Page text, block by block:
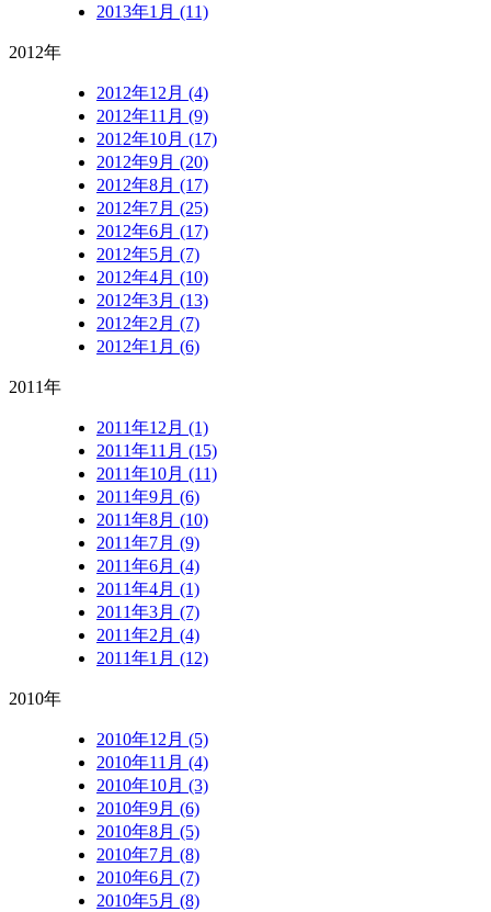
2013年1月 (11)
2012年
2012年12月 (4)
2012年11月 (9)
2012年10月 (17)
2012年9月 (20)
2012年8月 (17)
2012年7月 (25)
2012年6月 (17)
2012年5月 (7)
2012年4月 (10)
2012年3月 (13)
2012年2月 (7)
2012年1月 (6)
2011年
2011年12月 (1)
2011年11月 (15)
2011年10月 (11)
2011年9月 (6)
2011年8月 (10)
2011年7月 (9)
2011年6月 (4)
2011年4月 (1)
2011年3月 (7)
2011年2月 (4)
2011年1月 (12)
2010年
2010年12月 (5)
2010年11月 (4)
2010年10月 (3)
2010年9月 (6)
2010年8月 (5)
2010年7月 (8)
2010年6月 (7)
2010年5月 (8)